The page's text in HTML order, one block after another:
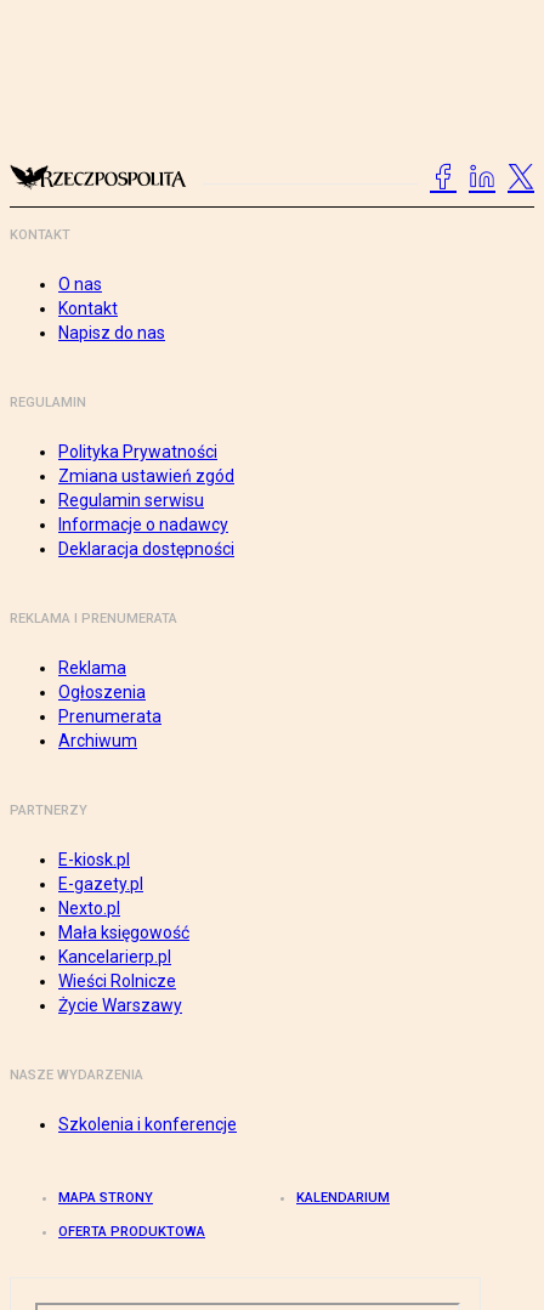
KONTAKT
O nas
Kontakt
Napisz do nas
REGULAMIN
Polityka Prywatności
Zmiana ustawień zgód
Regulamin serwisu
Informacje o nadawcy
Deklaracja dostępności
REKLAMA I PRENUMERATA
Reklama
Ogłoszenia
Prenumerata
Archiwum
PARTNERZY
E-kiosk.pl
E-gazety.pl
Nexto.pl
Mała księgowość
Kancelarierp.pl
Wieści Rolnicze
Życie Warszawy
NASZE WYDARZENIA
Szkolenia i konferencje
MAPA STRONY KALENDARIUM
OFERTA PRODUKTOWA